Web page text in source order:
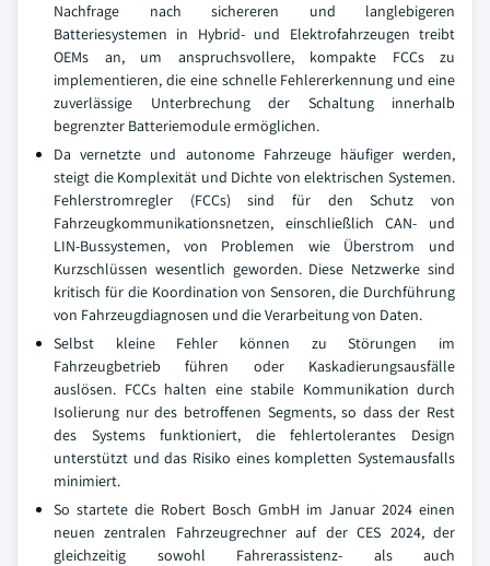
Nachfrage nach sichereren und langlebigeren
Batteriesystemen in Hybrid- und Elektrofahrzeugen treibt
OEMs an, um anspruchsvollere, kompakte FCCs zu
implementieren, die eine schnelle Fehlererkennung und eine
zuverlässige Unterbrechung der Schaltung innerhalb
begrenzter Batteriemodule ermöglichen.
Da vernetzte und autonome Fahrzeuge häufiger werden,
steigt die Komplexität und Dichte von elektrischen Systemen.
Fehlerstromregler (FCCs) sind für den Schutz von
Fahrzeugkommunikationsnetzen, einschließlich CAN- und
LIN-Bussystemen, von Problemen wie Überstrom und
Kurzschlüssen wesentlich geworden. Diese Netzwerke sind
kritisch für die Koordination von Sensoren, die Durchführung
von Fahrzeugdiagnosen und die Verarbeitung von Daten.
Selbst kleine Fehler können zu Störungen im
Fahrzeugbetrieb führen oder Kaskadierungsausfälle
auslösen. FCCs halten eine stabile Kommunikation durch
Isolierung nur des betroffenen Segments, so dass der Rest
des Systems funktioniert, die fehlertolerantes Design
unterstützt und das Risiko eines kompletten Systemausfalls
minimiert.
So startete die Robert Bosch GmbH im Januar 2024 einen
neuen zentralen Fahrzeugrechner auf der CES 2024, der
gleichzeitig sowohl Fahrerassistenz- als auch